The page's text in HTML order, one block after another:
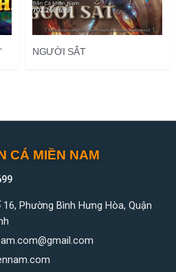
NGƯỜI SẮT
CÁ MIỀN NAM
Phường Bình Hưng Hòa, Quận